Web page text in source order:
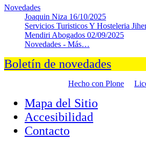
Novedades
Joaquin Niza 16/10/2025
Servicios Turisticos Y Hosteleria
Mendiri Abogados 02/09/2025
Novedades - Más…
Boletín de novedades
Hecho con Plone
Mapa del Sitio
Accesibilidad
Contacto